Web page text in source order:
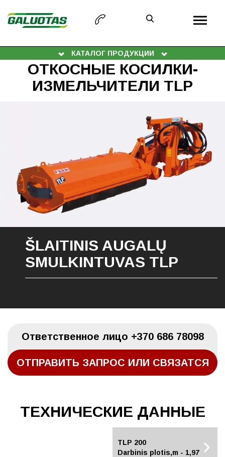
КАТАЛОГ ПРОДУКЦИИ
ОТКОСНЫЕ КОСИЛКИ-
ИЗМЕЛЬЧИТЕЛИ TLP
ŠLAITINIS AUGALŲ
SMULKINTUVAS TLP
Oтветственное лицо +370 686 78098
ОТПРАВИТЬ ЗАПРОС ИЛИ СВЯЗАТСЯ
TЕХНИЧЕСКИЕ ДАННЫЕ
TLP 200
Darbinis plotis,m - 1,97